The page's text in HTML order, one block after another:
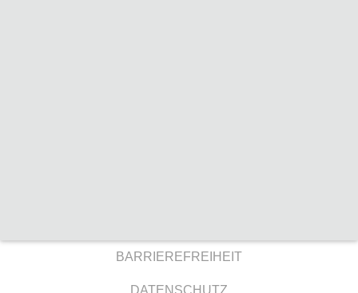
BARRIEREFREIHEIT
DATENSCHUTZ